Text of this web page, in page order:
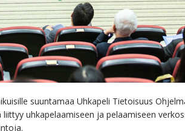
suuntamaa Uhkapeli Tietoisuus
uhkapelaamiseen ja pelaamiseen